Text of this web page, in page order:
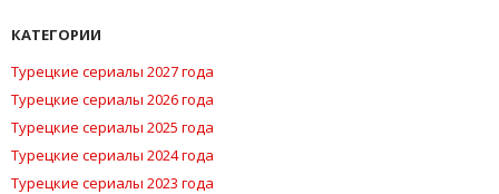
КАТЕГОРИИ
Турецкие сериалы 2027 года
Турецкие сериалы 2026 года
Турецкие сериалы 2025 года
Турецкие сериалы 2024 года
Турецкие сериалы 2023 года